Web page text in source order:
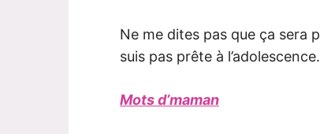
Ne me dites pas que ça sera
suis pas prête à
Mots d’maman